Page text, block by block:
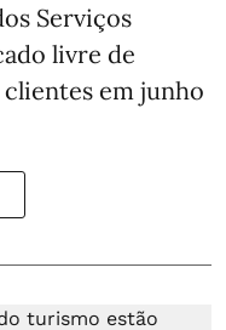
Serviços
livre de
em junho